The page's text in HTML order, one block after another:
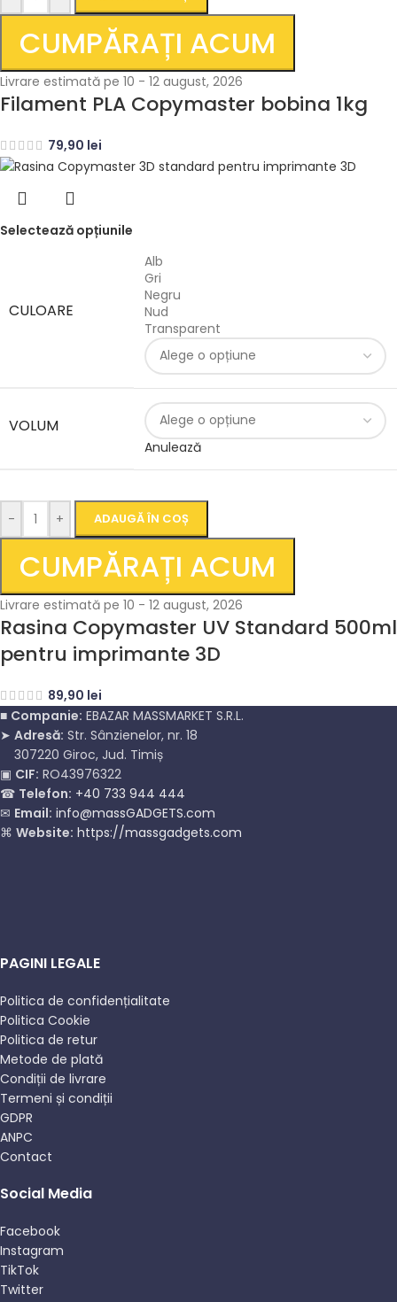
CUMPĂRAȚI ACUM
Livrare estimată pe 10 - 12 august, 2026
Filament PLA Copymaster bobina 1kg
79,90 lei
Selectează opțiunile
CULOARE
Alb
Gri
Negru
Nud
Transparent
VOLUM
Anulează
- + ADAUGĂ ÎN COȘ
CUMPĂRAȚI ACUM
Livrare estimată pe 10 - 12 august, 2026
Rasina Copymaster UV Standard 500ml
pentru imprimante 3D
89,90 lei
■ Companie: EBAZAR MASSMARKET S.R.L.
➤ Adresă: Str. Sânzienelor, nr. 18
307220 Giroc, Jud. Timiș
▣ CIF: RO43976322
☎ Telefon: +40 733 944 444
✉ Email: info@massGADGETS.com
⌘ Website: https://massgadgets.com
PAGINI LEGALE
Politica de confidențialitate
Politica Cookie
Politica de retur
Metode de plată
Condiții de livrare
Termeni și condiții
GDPR
ANPC
Contact
Social Media
Facebook
Instagram
TikTok
Twitter